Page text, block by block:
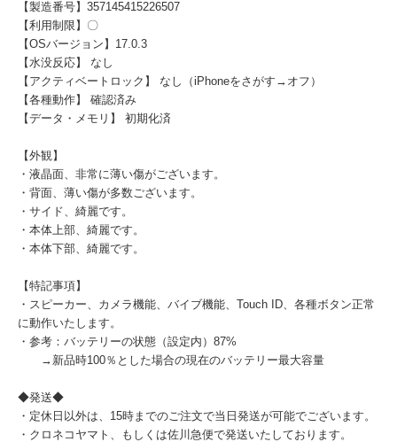
【製造番号】357145415226507
【利用制限】〇
【OSバージョン】17.0.3
【水没反応】 なし
【アクティベートロック】 なし（iPhoneをさがす→オフ）
【各種動作】 確認済み
【データ・メモリ】 初期化済
【外観】
・液晶面、非常に薄い傷がございます。
・背面、薄い傷が多数ございます。
・サイド、綺麗です。
・本体上部、綺麗です。
・本体下部、綺麗です。
【特記事項】
・スピーカー、カメラ機能、バイブ機能、Touch ID、各種ボタン正常
に動作いたします。
・参考：バッテリーの状態（設定内）87%
→新品時100％とした場合の現在のバッテリー最大容量
◆発送◆
・定休日以外は、15時までのご注文で当日発送が可能でございます。
・クロネコヤマト、もしくは佐川急便で発送いたしております。